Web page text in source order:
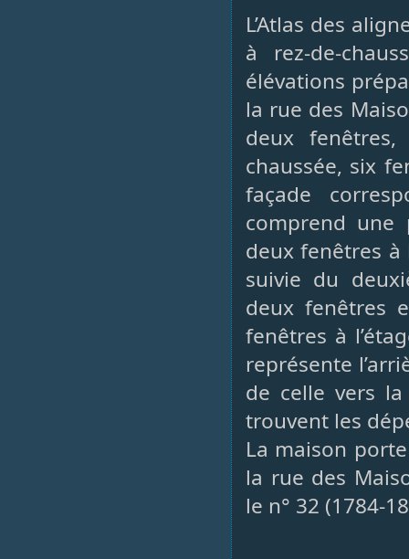
L’Atlas des
à rez-de-
élévations
la rue des
deux
chaussée, six
façade
comprend une
deux fenêtres à
suivie du
deux fenêtres
fenêtres à
représente
de celle vers
trouvent les
La maison
la rue des
le n° 32 (1784-